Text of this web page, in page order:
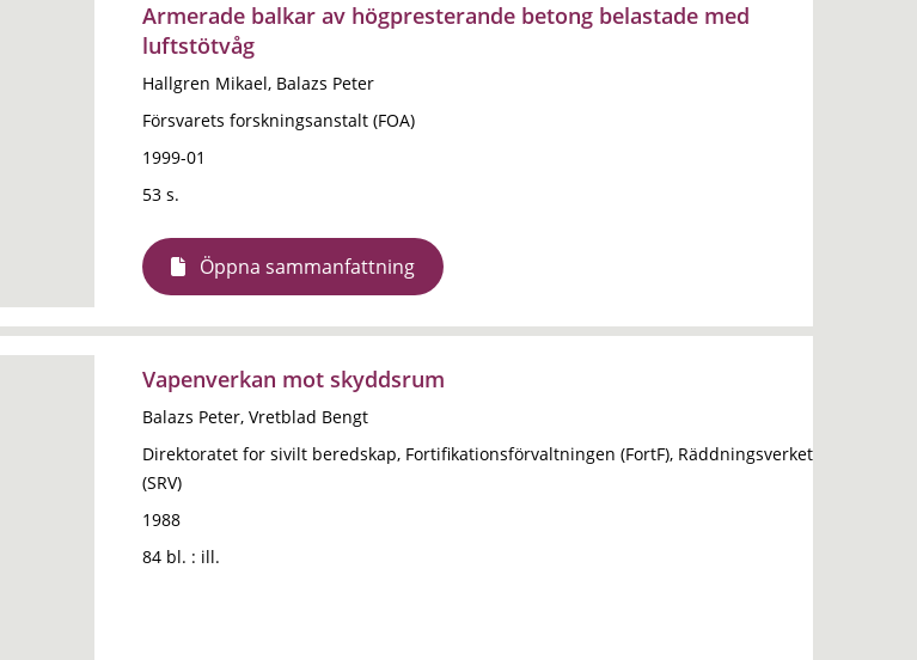
Armerade balkar av högpresterande betong belastade med
luftstötvåg
Hallgren Mikael, Balazs Peter
Försvarets forskningsanstalt (FOA)
1999-01
53 s.
Öppna sammanfattning
Vapenverkan mot skyddsrum
Balazs Peter, Vretblad Bengt
Direktoratet for sivilt beredskap, Fortifikationsförvaltningen (FortF), Räddningsverket
(SRV)
1988
84 bl. : ill.